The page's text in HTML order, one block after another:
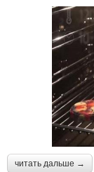
читать дальше →